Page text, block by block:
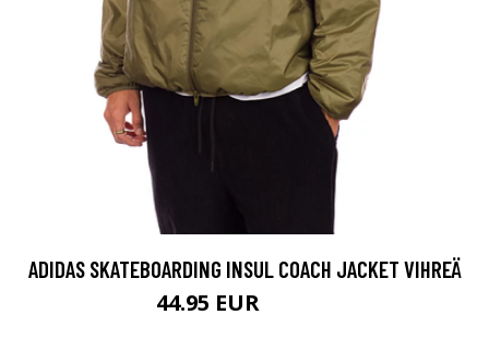
ADIDAS SKATEBOARDING INSUL COACH JACKET VIHREÄ
44.95 EUR